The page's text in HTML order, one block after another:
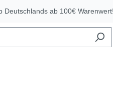
Deutschlands ab 100€ Warenwert!